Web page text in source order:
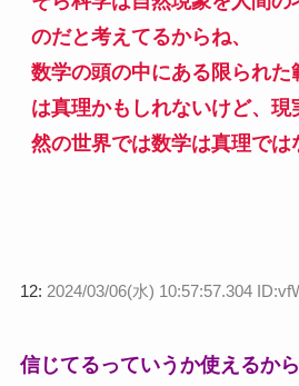
のだと考えてるからね、
数学の頭の中にある限られた
は真理かもしれないけど、現
然の世界では数学は真理では
12: 2024/03/06(水) 10:57:57.304
信じてるっていうか使えるか